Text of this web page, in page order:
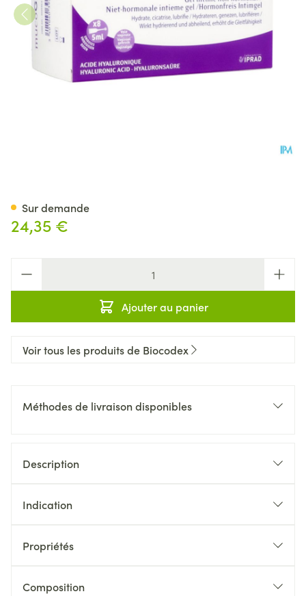
24,35 €
Ajouter au panier
Sur demande
Voir tous les produits de Biocodex
Méthodes de livraison disponibles
Description
Indication
Propriétés
Composition